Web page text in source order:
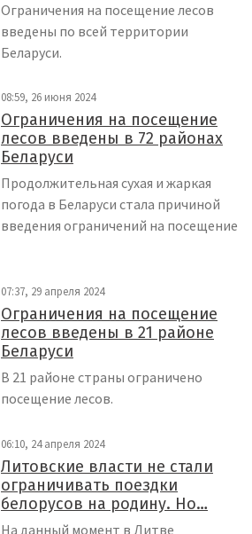
Ограничения на посещение лесов
введены по всей территории
Беларуси.
08:59, 26 июня 2024
Ограничения на посещение
лесов введены в 72 районах
Беларуси
Продолжительная сухая и жаркая
погода в Беларуси стала причиной
введения ограничений на посещение
07:37, 29 апреля 2024
Ограничения на посещение
лесов введены в 21 районе
Беларуси
В 21 районе страны ограничено
посещение лесов.
06:10, 24 апреля 2024
Литовские власти не стали
ограничивать поездки
белорусов на родину. Но…
На данный момент в Литве